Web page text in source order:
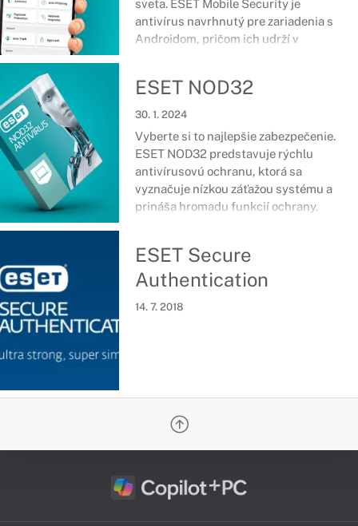
sveta. ESET Mobile Security je
antivírus navrhnutý pre zariadenia s
Androidom, pričom ich udrží v
siete a množstvo ďalších nástrojov a
funkcií sa postará o špičkové
ESET NOD32
30. 1. 2024
Vyberte si to najlepšie zabezpečenie.
ESET NOD32 predstavuje rýchlu
antivírusovú ochranu, ktorá sa
vyznačuje nízkou záťažou systému a
prináša hromadu funkcií ochrany.
ESET Secure
Authentication
14. 7. 2018